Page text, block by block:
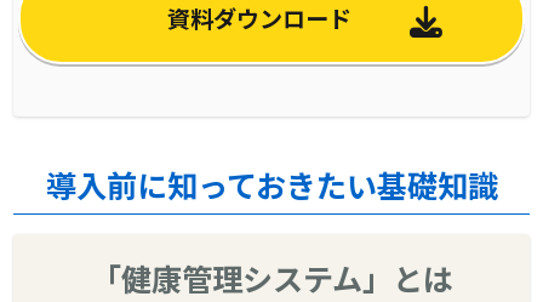
資料ダウンロード
導入前に知っておきたい基礎知識
「健康管理システム」とは